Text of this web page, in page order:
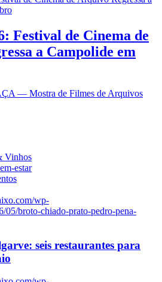
Festival de Cinema de
a Campolide em
— Mostra de Filmes de Arquivos
Vinhos
estar
wp-
05/broto-chiado-prato-pedro-pena-
seis restaurantes para